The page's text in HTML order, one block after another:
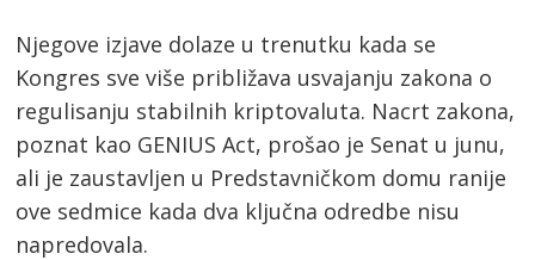
Njegove izjave dolaze u trenutku kada se
Kongres sve više približava usvajanju zakona o
regulisanju stabilnih kriptovaluta. Nacrt zakona,
poznat kao GENIUS Act, prošao je Senat u junu,
ali je zaustavljen u Predstavničkom domu ranije
ove sedmice kada dva ključna odredbe nisu
napredovala.